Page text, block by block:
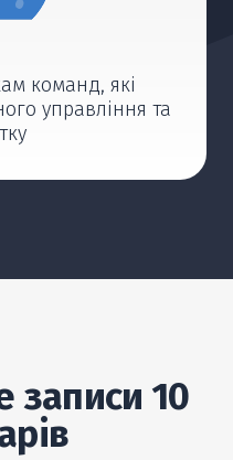
команд, які
управління та
записи 10